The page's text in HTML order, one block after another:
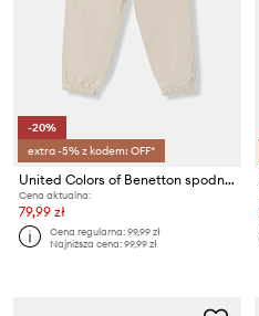
-20%
extra -5% z kodem: OFF*
United Colors of Benetton spodnie dziecięce
Cena aktualna:
79,99 zł
Cena regularna:99,99 zł
Najniższa cena:99,99 zł